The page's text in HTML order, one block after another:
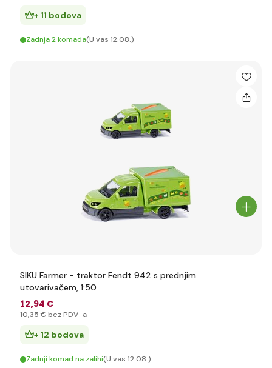
+ 11 bodova
Zadnja 2 komada(U vas 12.08.)
SIKU Farmer - traktor Fendt 942 s prednjim
utovarivačem, 1:50
12,94 €
10,35 € bez PDV-a
+ 12 bodova
Zadnji komad na zalihi(U vas 12.08.)